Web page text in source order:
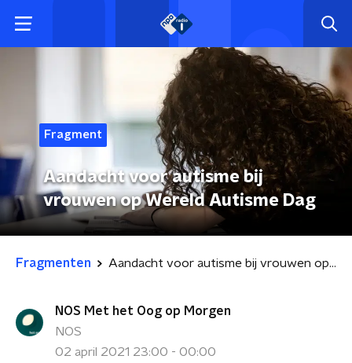
Fragment
Aandacht voor autisme bij
vrouwen op Wereld Autisme Dag
Fragmenten Aandacht voor autisme bij vrouwen op Wereld Autisme Dag
NOS Met het Oog op Morgen
NOS
02 april 2021 23:00 - 00:00